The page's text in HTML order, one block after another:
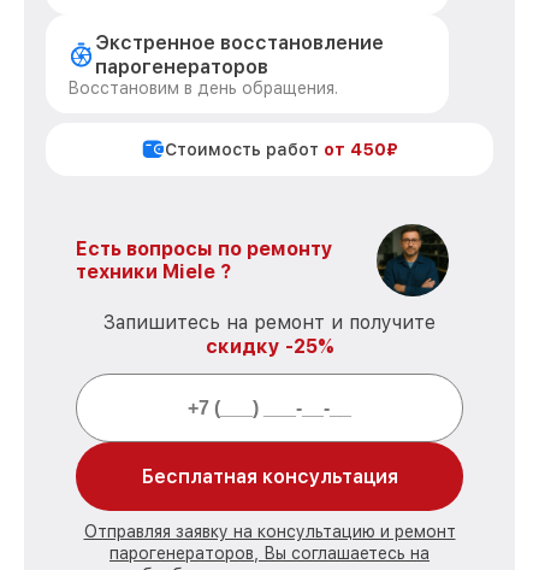
Экстренное восстановление
парогенераторов
Восстановим в день обращения.
Стоимость работ от 450₽
Есть вопросы по ремонту
техники Miele ?
Запишитесь на ремонт и получите
скидку -25%
Бесплатная консультация
Отправляя заявку на консультацию и ремонт
парогенераторов, Вы соглашаетесь на